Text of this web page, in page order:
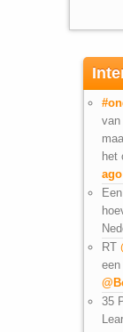
van
het
ago
RT
35